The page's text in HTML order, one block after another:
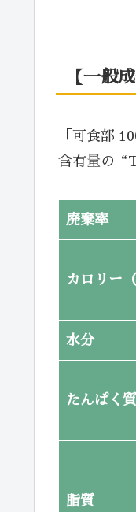
【一般
「可食部
含有量の
廃棄率
カロリー
水分
たんぱく質
脂質